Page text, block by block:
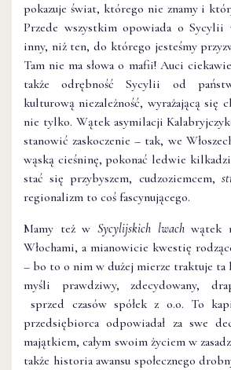
pokazuje świat, którego nie znamy i
Przede wszystkim opowiada o Sycylii
inny, niż ten, do którego jesteśmy
Tam nie ma słowa o mafii! Auci
także odrębność Sycylii od
kulturową niezależność, wyrażającą się
nie tylko. Wątek asymilacji
stanowić zaskoczenie – tak, we
wąską cieśninę, pokonać ledwie
stać się przybyszem, cudzoziemcem,
regionalizm to coś fascynującego.
Mamy też w Sycylijskich lwachwątek
Włochami, a mianowicie kwestię
– bo to o nim w dużej mierze traktuje ta
myśli prawdziwy, zdecydowany,
sprzed czasów spółek z o.o. To
przedsiębiorca odpowiadał za swe
majątkiem, całym swoim życiem w
także historia awansu społecznego